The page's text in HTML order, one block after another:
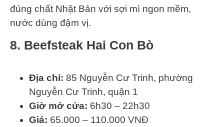
đúng chất Nhật Bản với sợi mì ngon mềm,
nước dùng đậm vị.
8. Beefsteak Hai Con Bò
Địa chỉ: 85 Nguyễn Cư Trinh, phường
Nguyễn Cư Trinh, quận 1
Giờ mở cửa: 6h30 – 22h30
Giá: 65.000 – 110.000 VNĐ